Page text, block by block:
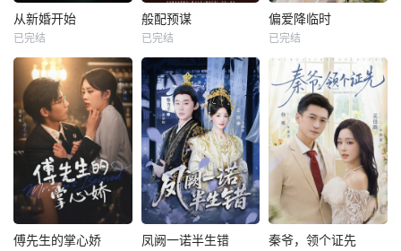
从新婚开始
已完结
般配预谋
已完结
偏爱降临时
已完结
傅先生的掌心娇 凤阙一诺半生错 秦爷，领个证先